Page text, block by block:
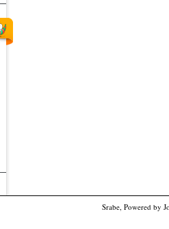
Srabe, Powered by